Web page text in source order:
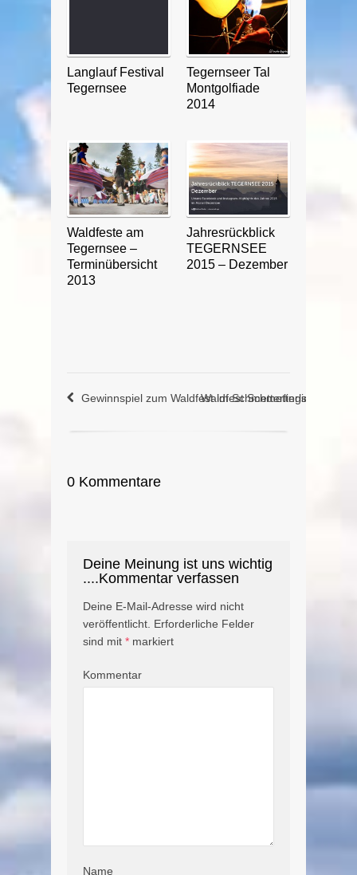
Langlauf Festival
Tegernsee
Tegernseer Tal
Montgolfiade
2014
Waldfeste am
Tegernsee –
Terminübersicht
2013
Jahresrückblick
TEGERNSEE
2015 – Dezember
Gewinnspiel zum Waldfest im Schmetterlingsgarten
Waldfest
0 Kommentare
Deine Meinung ist uns wichtig
....Kommentar verfassen
Deine E-Mail-Adresse wird nicht
veröffentlicht. Erforderliche Felder
sind mit * markiert
Kommentar
Name